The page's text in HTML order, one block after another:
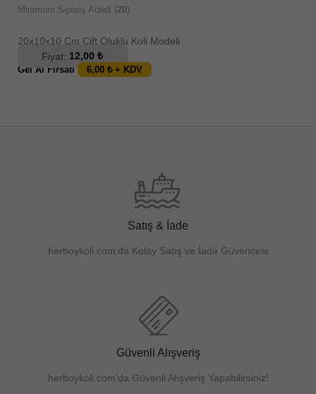
Minimum Sipariş Adedi (20)
20x10x10 Cm Çift Oluklu Koli Modeli
Fiyat: 12,00 ₺
Gel Al Fırsatı
6,00 ₺ + KDV
SEPETE EKLE
Satış & İade
herboykoli.com'da Kolay Satış ve İade Güvencesi
Güvenli Alışveriş
herboykoli.com'da Güvenli Alışveriş Yapabilirsiniz!